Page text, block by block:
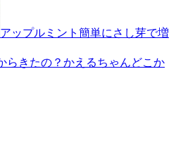
アップルミント簡単にさし芽で増
かえるちゃんどこか